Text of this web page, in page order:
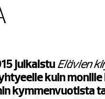
julkaistu Elävien
kuin
kymmenvuotista